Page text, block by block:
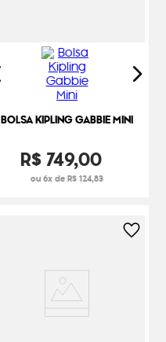
BOLSA KIPLING GABBIE MINI
R$749,00
ou 6x de R$ 124,83